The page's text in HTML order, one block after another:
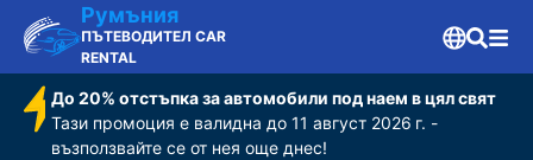
Румъния
ПЪТЕВОДИТЕЛ CAR
RENTAL
До 20% отстъпка за автомобили под наем в цял свят
Тази промоция е валидна до 11 август 2026 г. -
възползвайте се от нея още днес!